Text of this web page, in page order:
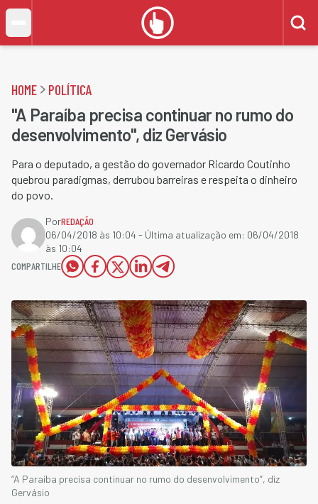
HOME POLÍTICA
"A Paraíba precisa continuar no rumo do
desenvolvimento", diz Gervásio
Para o deputado, a gestão do governador Ricardo Coutinho
quebrou paradigmas, derrubou barreiras e respeita o dinheiro
do povo.
PorREDAÇÃO
06/04/2018 às 10:04 - Última atualização em: 06/04/2018
às 10:04
COMPARTILHE
“A Paraíba precisa continuar no rumo do desenvolvimento”, diz
Gervásio